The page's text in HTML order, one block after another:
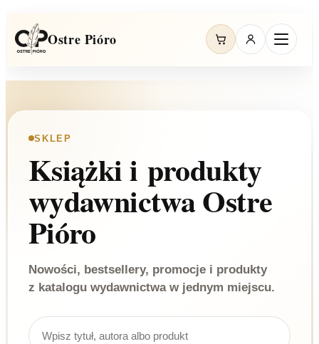
Ostre Pióro
SKLEP
Książki i produkty
wydawnictwa Ostre
Pióro
Nowości, bestsellery, promocje i produkty
z katalogu wydawnictwa w jednym miejscu.
Wyszukiwarka produktów